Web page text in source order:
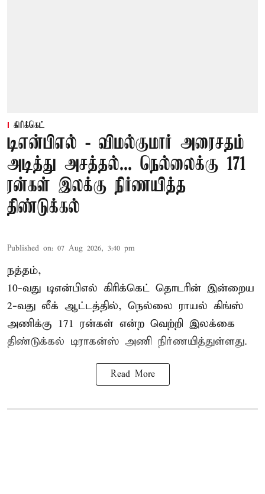
கிரிக்கெட்
டிஎன்பிஎல் - விமல்குமார் அரைசதம்
அடித்து அசத்தல்... நெல்லைக்கு 171
ரன்கள் இலக்கு நிர்ணயித்த
திண்டுக்கல்
Published on: 07 Aug 2026, 3:40 pm
நத்தம்,
10-வது டிஎன்பிஎல் கிரிக்கெட் தொடரின் இன்றைய
2-வது லீக் ஆட்டத்தில், நெல்லை ராயல் கிங்ஸ்
அணிக்கு 171 ரன்கள் என்ற வெற்றி இலக்கை
திண்டுக்கல் டிராகன்ஸ் அணி நிர்ணயித்துள்ளது.
Read More